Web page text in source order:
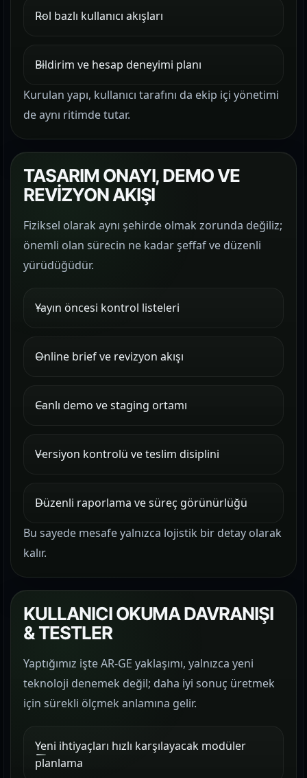
Rol bazlı kullanıcı akışları
Bildirim ve hesap deneyimi planı
Kurulan yapı, kullanıcı tarafını da ekip içi yönetimi
de aynı ritimde tutar.
TASARIM ONAYI, DEMO VE
REVİZYON AKIŞI
Fiziksel olarak aynı şehirde olmak zorunda değiliz;
önemli olan sürecin ne kadar şeffaf ve düzenli
yürüdüğüdür.
Yayın öncesi kontrol listeleri
Online brief ve revizyon akışı
Canlı demo ve staging ortamı
Versiyon kontrolü ve teslim disiplini
Düzenli raporlama ve süreç görünürlüğü
Bu sayede mesafe yalnızca lojistik bir detay olarak
kalır.
KULLANICI OKUMA DAVRANIŞI
& TESTLER
Yaptığımız işte AR-GE yaklaşımı, yalnızca yeni
teknoloji denemek değil; daha iyi sonuç üretmek
için sürekli ölçmek anlamına gelir.
Yeni ihtiyaçları hızlı karşılayacak modüler
planlama